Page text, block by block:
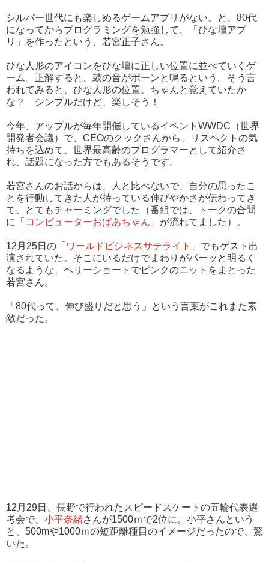
シルバー世代にも楽しめるゲームアプリがない。と、80代
になってからプログラミングを勉強して、「ひな壇アプ
リ」を作ったという、若宮正子さん。
ひな人形のアイコンをひな壇に正しい位置に並べていくゲ
ーム。正解すると、鼓の音がポーンと鳴るという。そう言
われてみると、ひな人形の位置、ちゃんと覚えていたか
な？ シンプルだけど、楽しそう！
今年、アップルが毎年開催しているイベントWWDC（世界
開発者会議）で、CEOのクックさんから、リスペクトの気
持ちを込めて、世界最高齢のプログラマーとして紹介さ
れ、話題になった方でもあるそうです。
若宮さんのお話からは、人と比べないで、自分の思ったこ
とを行動してきた人が持っている伸びやかさが伝わってき
て、とてもチャーミングでした（番組では、トークの合間
に「 コンピューターおばあちゃん 」が流れてました）。
12月25日の「 ワールドビジネスサテライト 」でもゲスト出
演されていた。そこにいるだけでまわりがパーッと明るく
なるような、ベリーショートでピンクのニットをまとった
若宮さん。
「80代って、伸び盛りだと思う」という言葉がこれまた素
敵だった。
12月29日、長野で行われたスピードスケートの五輪代表選
考会で、 小平奈緒さんが1500ｍで2位に。小平さんという
と、500mや1000ｍの短距離種目のイメージだったので、驚
いた。